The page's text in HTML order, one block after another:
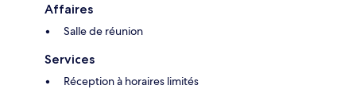
Affaires
Salle de réunion
Services
Réception à horaires limités